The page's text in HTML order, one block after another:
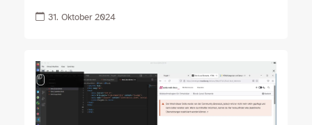
31. Oktober 2024